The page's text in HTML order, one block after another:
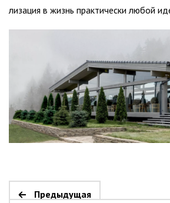
лизация в жизнь практически любой
Предыдущая